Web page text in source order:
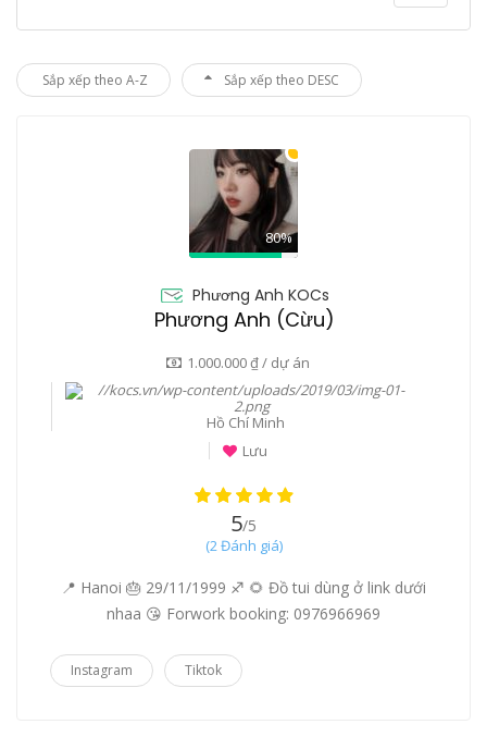
Sắp xếp theo A-Z Sắp xếp theo DESC
80%
Phương Anh KOCs
Phương Anh (Cừu)
1.000.000 ₫ / dự án
Hồ Chí Minh
Lưu
5/5
(2 Đánh giá)
📍 Hanoi 🎂 29/11/1999 ♐️ 🌻 Đồ tui dùng ở link dưới
nhaa 😘 Forwork booking: 0976966969
Instagram Tiktok